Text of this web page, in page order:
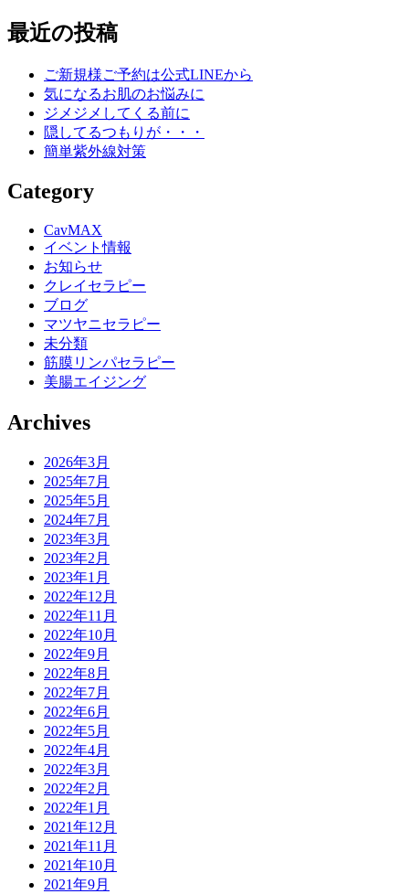
最近の投稿
ご新規様ご予約は公式LINEから
気になるお肌のお悩みに
ジメジメしてくる前に
隠してるつもりが・・・
簡単紫外線対策
Category
CavMAX
イベント情報
お知らせ
クレイセラピー
ブログ
マツヤニセラピー
未分類
筋膜リンパセラピー
美腸エイジング
Archives
2026年3月
2025年7月
2025年5月
2024年7月
2023年3月
2023年2月
2023年1月
2022年12月
2022年11月
2022年10月
2022年9月
2022年8月
2022年7月
2022年6月
2022年5月
2022年4月
2022年3月
2022年2月
2022年1月
2021年12月
2021年11月
2021年10月
2021年9月